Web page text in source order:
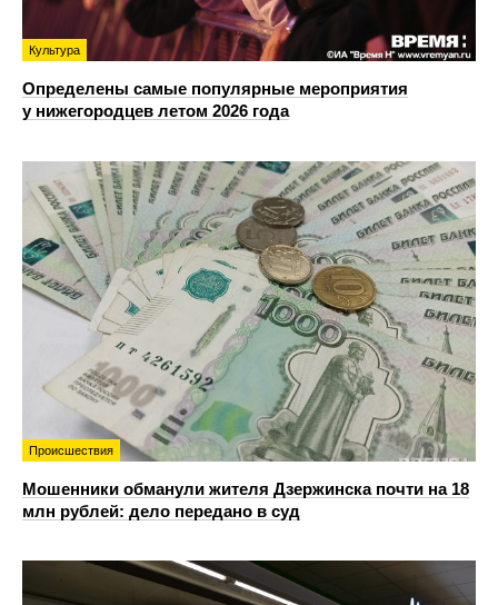
Культура
Определены самые популярные мероприятия
у нижегородцев летом 2026 года
Происшествия
Мошенники обманули жителя Дзержинска почти на 18
млн рублей: дело передано в суд